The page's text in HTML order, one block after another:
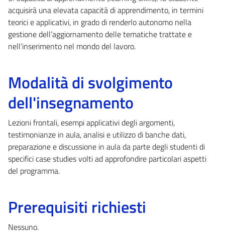
acquisirà una elevata capacità di apprendimento, in termini
teorici e applicativi, in grado di renderlo autonomo nella
gestione dell’aggiornamento delle tematiche trattate e
nell’inserimento nel mondo del lavoro.
Modalità di svolgimento
dell'insegnamento
Lezioni frontali, esempi applicativi degli argomenti,
testimonianze in aula, analisi e utilizzo di banche dati,
preparazione e discussione in aula da parte degli studenti di
specifici case studies volti ad approfondire particolari aspetti
del programma.
Prerequisiti richiesti
Nessuno.